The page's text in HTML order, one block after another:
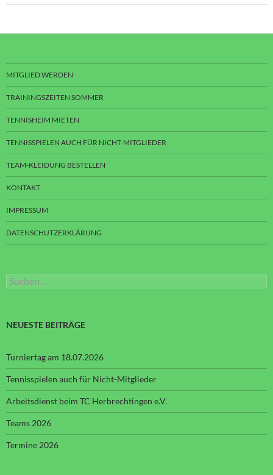
MITGLIED WERDEN
TRAININGSZEITEN SOMMER
TENNISHEIM MIETEN
TENNISSPIELEN AUCH FÜR NICHT-MITGLIEDER
TEAM-KLEIDUNG BESTELLEN
KONTAKT
IMPRESSUM
DATENSCHUTZERKLÄRUNG
Suchen
nach:
NEUESTE BEITRÄGE
Turniertag am 18.07.2026
Tennisspielen auch für Nicht-Mitglieder
Arbeitsdienst beim TC Herbrechtingen e.V.
Teams 2026
Termine 2026